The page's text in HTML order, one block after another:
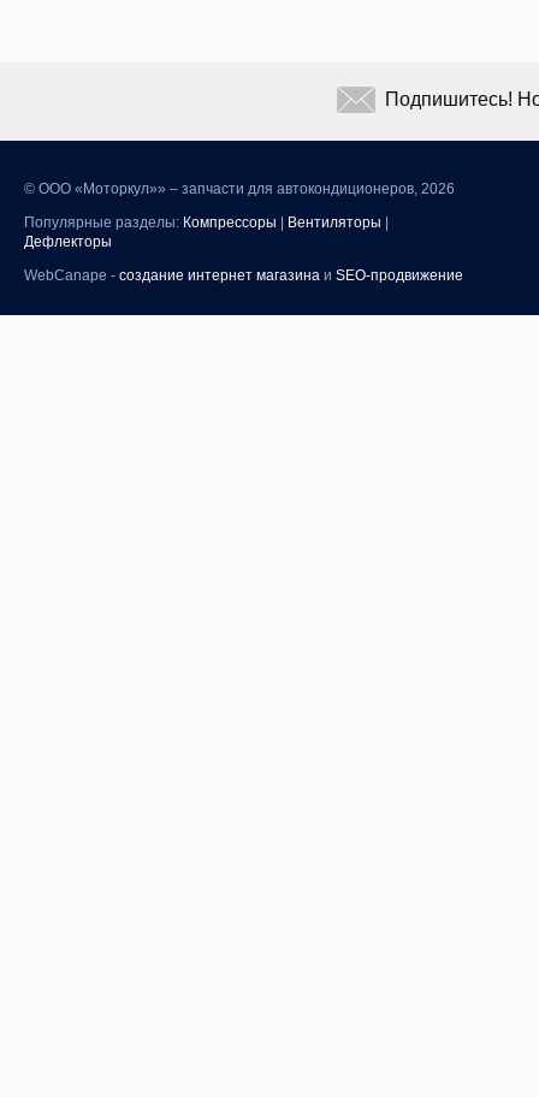
© ООО «Моторкул»» – запчасти для автокондиционеров, 2026
Популярные разделы: Компрессоры Вентиляторы
Дефлекторы
WebCanape - создание интернет магазина и SEO-продвижение
Подпишитесь!